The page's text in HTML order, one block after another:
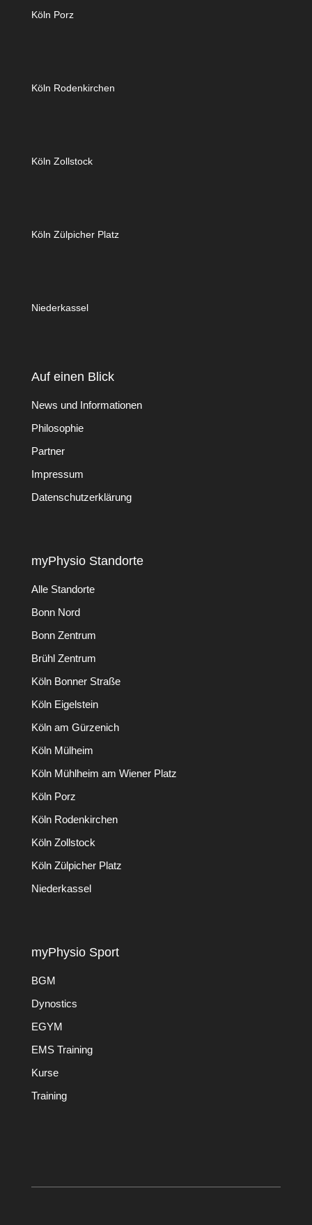
Köln Porz
Köln Rodenkirchen
Köln Zollstock
Köln Zülpicher Platz
Niederkassel
Auf einen Blick
News und Informationen
Philosophie
Partner
Impressum
Datenschutzerklärung
myPhysio Standorte
Alle Standorte
Bonn Nord
Bonn Zentrum
Brühl Zentrum
Köln Bonner Straße
Köln Eigelstein
Köln am Gürzenich
Köln Mülheim
Köln Mühlheim am Wiener Platz
Köln Porz
Köln Rodenkirchen
Köln Zollstock
Köln Zülpicher Platz
Niederkassel
myPhysio Sport
BGM
Dynostics
EGYM
EMS Training
Kurse
Training